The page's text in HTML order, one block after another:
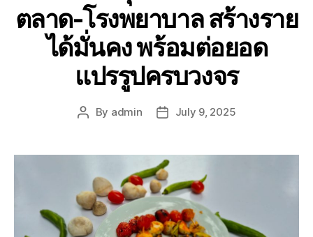
ตลาด-โรงพยาบาล สร้างราย
ได้มั่นคง พร้อมต่อยอด
แปรรูปครบวงจร
By admin July 9, 2025